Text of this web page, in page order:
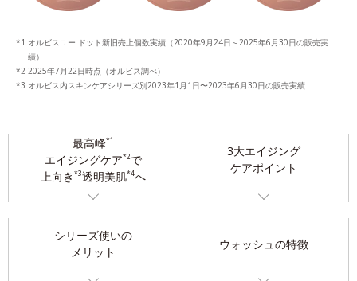
オルビスユー ドット新旧売上個数実績（2020年9月24日～2025年6月30日の販売実
績）
2025年7月22日時点（オルビス調べ）
オルビス内スキンケアシリーズ別2023年1月1日〜2023年6月30日の販売実績
最高峰*1
エイジングケア*2で
上向き *3透明美肌*4へ
3大エイジング
ケアポイント
シリーズ使いの
メリット
ウォッシュの特徴